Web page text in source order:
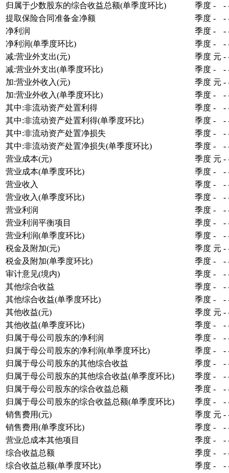
归属于少数股东的综合收益总额(单季度环比)
季度 - -
提取保险合同准备金净额
季度 - -
净利润
季度 - -
净利润(单季度环比)
季度 - -
减:营业外支出(元)
季度 元 -
减:营业外支出(单季度环比)
季度 - -
加:营业外收入(元)
季度 元 -
加:营业外收入(单季度环比)
季度 - -
其中:非流动资产处置利得
季度 - -
其中:非流动资产处置利得(单季度环比)
季度 - -
其中:非流动资产处置净损失
季度 - -
其中:非流动资产处置净损失(单季度环比)
季度 - -
营业成本(元)
季度 元 -
营业成本(单季度环比)
季度 - -
营业收入
季度 - -
营业收入(单季度环比)
季度 - -
营业利润
季度 - -
营业利润平衡项目
季度 - -
营业利润(单季度环比)
季度 - -
税金及附加(元)
季度 元 -
税金及附加(单季度环比)
季度 - -
审计意见(境内)
季度 - -
其他综合收益
季度 - -
其他综合收益(单季度环比)
季度 - -
其他收益(元)
季度 元 -
其他收益(单季度环比)
季度 - -
归属于母公司股东的净利润
季度 - -
归属于母公司股东的净利润(单季度环比)
季度 - -
归属于母公司股东的其他综合收益
季度 - -
归属于母公司股东的其他综合收益(单季度环比)
季度 - -
归属于母公司股东的综合收益总额
季度 - -
归属于母公司股东的综合收益总额(单季度环比)
季度 - -
销售费用(元)
季度 元 -
销售费用(单季度环比)
季度 - -
营业总成本其他项目
季度 - -
综合收益总额
季度 - -
综合收益总额(单季度环比)
季度 - -